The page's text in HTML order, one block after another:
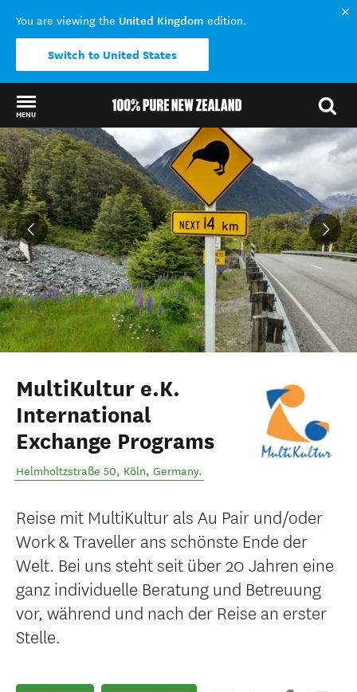
You are viewing the United Kingdom edition.
Switch to United States
MENU
Back to my results
MultiKultur e.K.
International
Exchange Programs
Helmholtzstraße 50, Köln, Germany.
Reise mit MultiKultur als Au Pair und/oder
Work & Traveller ans schönste Ende der
Welt. Bei uns steht seit über 20 Jahren eine
ganz individuelle Beratung und Betreuung
vor, während und nach der Reise an erster
Stelle.